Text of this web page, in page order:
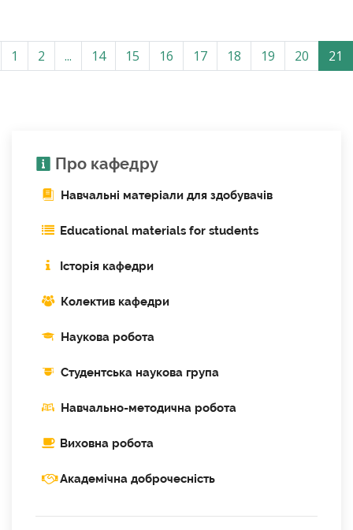
1 2 ... 14 15 16 17 18 19 20 21
Про кафедру
Навчальні матеріали для здобувачів
Educational materials for students
Історія кафедри
Колектив кафедри
Наукова робота
Cтудентська наукова група
Навчально-методична робота
Виховна робота
Академічна доброчесність